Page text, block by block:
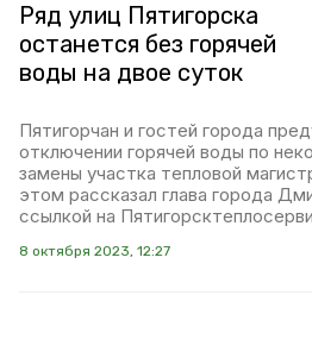
Ряд улиц Пятигорска
останется без горячей
воды на двое суток
Пятигорчан и гостей города
отключении горячей воды по
замены участка тепловой
этом рассказал глава города
ссылкой на
8 октября 2023, 12:27